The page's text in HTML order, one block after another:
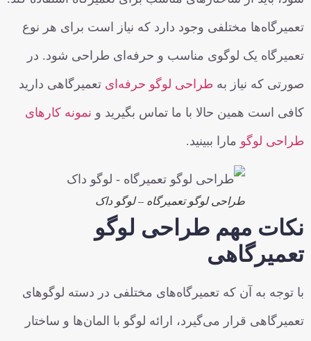
تعمیرگاه‌ها مختلفی وجود دارد که نیاز است برای هر نوع
تعمیرگاه یک لوگوی مناسب و حرفه‌ای طراحی شود. در
صورتی که نیاز به طراحی لوگو حرفه‌ای تعمیرگاهی دارید
کافی است همین حالا با ما تماس بگیرید و نمونه کارهای
طراحی لوگو مارا ببینید.
طراحی لوگو تعمیرگاه – لوگو داک
نکات مهم طراحی لوگو
تعمیرگاهی
با توجه به آن که تعمیرگاه‌های مختلفی در دسته لوگوهای
تعمیرگاهی قرار می‌گیرد، ارائه لوگو با المان‌ها و ساختار